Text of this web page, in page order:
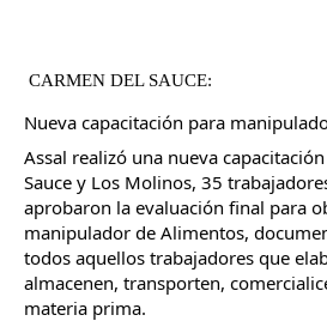
CARMEN DEL SAUCE:
Nueva capacitación para
Assal realizó una nueva
Sauce y Los Molinos, 35
aprobaron la evaluación final para
manipulador de Alimentos,
todos aquellos trabajadores que
almacenen, transporten,
materia prima.